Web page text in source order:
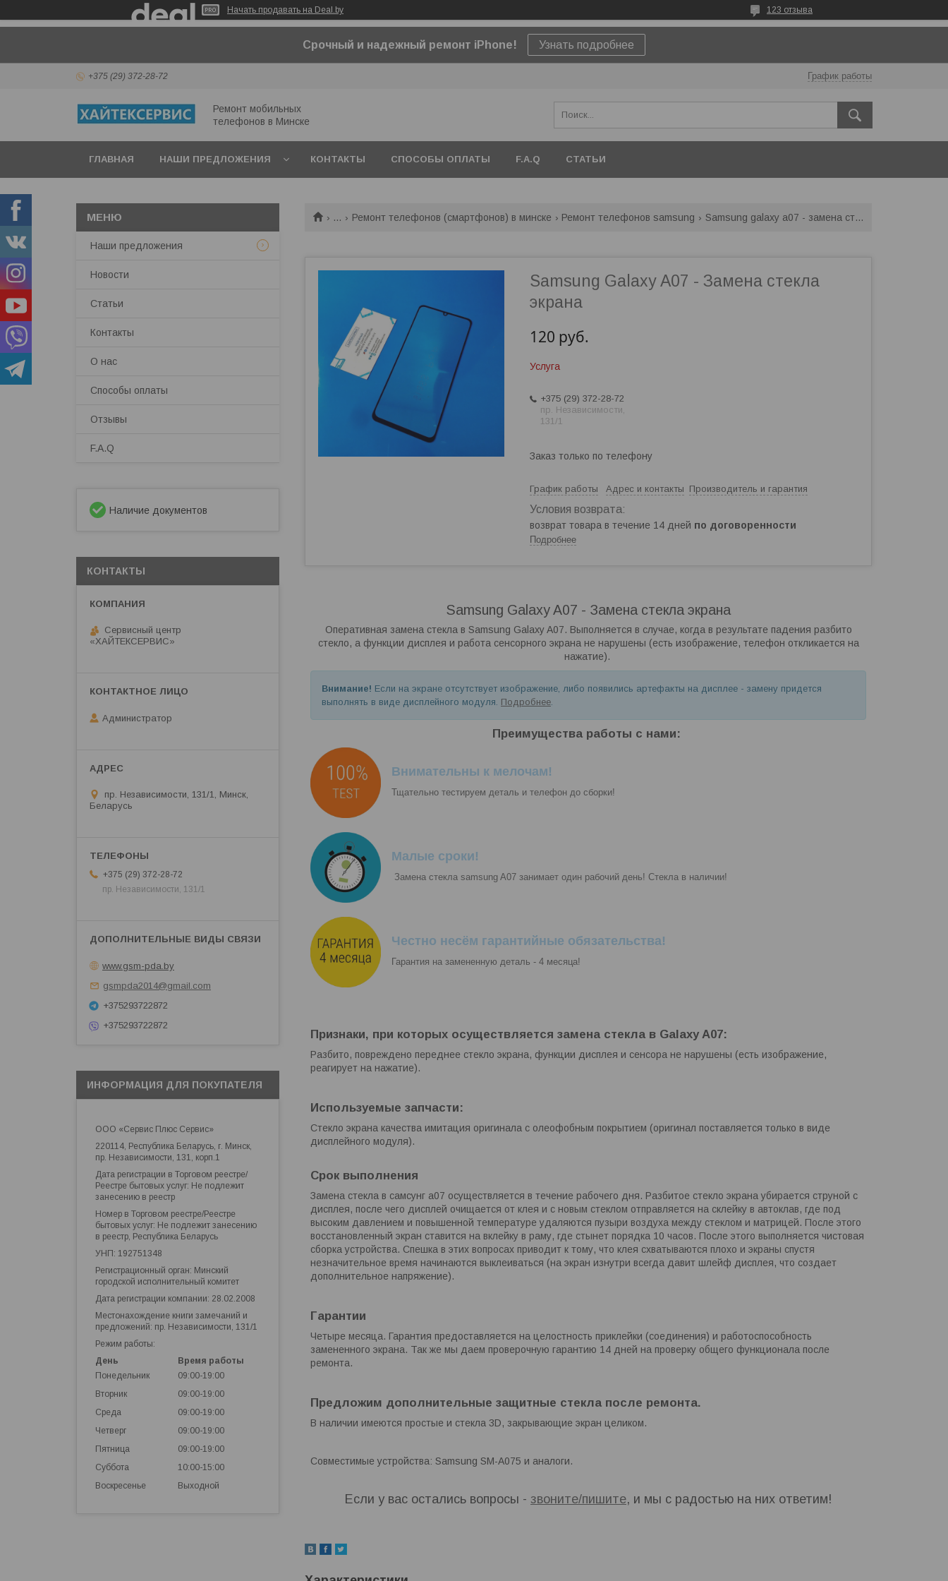
Начать продавать на Deal.by 123 отзыва
Срочный и надежный ремонт iPhone! Узнать подробнее
+375 (29) 372-28-72 График работы
Ремонт мобильных
телефонов в Минcке
ГЛАВНАЯ НАШИ ПРЕДЛОЖЕНИЯ КОНТАКТЫ СПОСОБЫ ОПЛАТЫ F.A.Q СТАТЬИ
... Ремонт телефонов (смартфонов) в минске Ремонт телефонов samsung Samsung galaxy a07 - замена стекла экрана
Samsung Galaxy A07 - Замена стекла
экрана
120 руб.
Услуга
+375 (29) 372-28-72
пр. Независимости,
131/1
Заказ только по телефону
График работы Адрес и контакты Производитель и гарантия
возврат товара в течение 14 дней по договоренности
Подробнее
Samsung Galaxy A07 - Замена стекла экрана
Оперативная замена стекла в Samsung Galaxy A07. Выполняется в случае, когда в результате падения разбито
стекло, а функции дисплея и работа сенсорного экрана не нарушены (есть изображение, телефон откликается на
нажатие).
Внимание! Если на экране отсутствует изображение, либо появились артефакты на дисплее - замену придется
выполнять в виде дисплейного модуля. Подробнее.
Преимущества работы с нами:
Внимательны к мелочам!
Тщательно тестируем деталь и телефон до сборки!
Малые сроки!
Замена стекла samsung A07 занимает один рабочий день! Стекла в наличии!
Честно несём гарантийные обязательства!
Гарантия на замененную деталь - 4 месяца!
Признаки, при которых осуществляется замена стекла в Galaxy A07:
Разбито, повреждено переднее стекло экрана, функции дисплея и сенсора не нарушены (есть изображение,
реагирует на нажатие).
Используемые запчасти:
Стекло экрана качества имитация оригинала с олеофобным покрытием (оригинал поставляется только в виде
дисплейного модуля).
Срок выполнения
Замена стекла в самсунг а07 осуществляется в течение рабочего дня. Разбитое стекло экрана убирается струной с
дисплея, после чего дисплей очищается от клея и с новым стеклом отправляется на склейку в автоклав, где под
высоким давлением и повышенной температуре удаляются пузыри воздуха между стеклом и матрицей. После этого
восстановленный экран ставится на вклейку в раму, где стынет порядка 10 часов. После этого выполняется чистовая
сборка устройства. Спешка в этих вопросах приводит к тому, что клея схватываются плохо и экраны спустя
незначительное время начинаются выклеиваться (на экран изнутри всегда давит шлейф дисплея, что создает
дополнительное напряжение).
Гарантии
Четыре месяца. Гарантия предоставляется на целостность приклейки (соединения) и работоспособность
замененного экрана. Так же мы даем проверочную гарантию 14 дней на проверку общего функционала после
ремонта.
Предложим дополнительные защитные стекла после ремонта.
В наличии имеются простые и стекла 3D, закрывающие экран целиком.
Совместимые устройства: Samsung SM-A075 и аналоги.
Если у вас остались вопросы - звоните/пишите, и мы с радостью на них ответим!
Наши предложения
Новости
Статьи
Контакты
О нас
Способы оплаты
Отзывы
F.A.Q
Наличие документов
КОНТАКТЫ
Сервисный центр
«ХАЙТЕКСЕРВИС»
Администратор
пр. Независимости, 131/1, Минск,
Беларусь
+375 (29) 372-28-72
пр. Независимости, 131/1
www.gsm-pda.by
gsmpda2014@gmail.com
+375293722872
+375293722872
ИНФОРМАЦИЯ ДЛЯ ПОКУПАТЕЛЯ
ООО «Сервис Плюс Сервис»
220114, Республика Беларусь, г. Минск,
пр. Независимости, 131, корп.1
Дата регистрации в Торговом реестре/
Реестре бытовых услуг: Не подлежит
занесению в реестр
Номер в Торговом реестре/Реестре
бытовых услуг: Не подлежит занесению
в реестр, Республика Беларусь
УНП: 192751348
Регистрационный орган: Минский
городской исполнительный комитет
Дата регистрации компании: 28.02.2008
Местонахождение книги замечаний и
предложений: пр. Независимости, 131/1
Режим работы:
День
Время работы
Понедельник
09:00-19:00
Вторник
09:00-19:00
Среда
09:00-19:00
Четверг
09:00-19:00
Пятница
09:00-19:00
Суббота
10:00-15:00
Воскресенье
Выходной